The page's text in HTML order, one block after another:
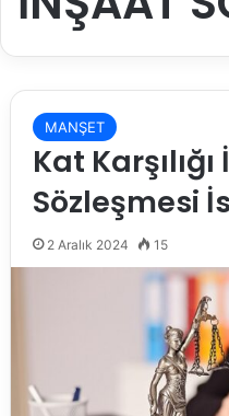
MANŞET
Kat
Sözleşmesi
2 Aralık 2024 15